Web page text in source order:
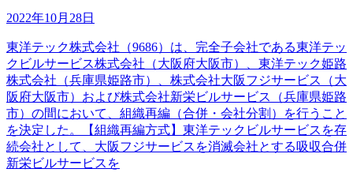
2022年10月28日
東洋テック株式会社（9686）は、完全子会社である東洋テッ
クビルサービス株式会社（大阪府大阪市）、東洋テック姫路
株式会社（兵庫県姫路市）、株式会社大阪フジサービス（大
阪府大阪市）および株式会社新栄ビルサービス（兵庫県姫路
市）の間において、組織再編（合併・会社分割）を行うこと
を決定した。【組織再編方式】東洋テックビルサービスを存
続会社として、大阪フジサービスを消滅会社とする吸収合併
新栄ビルサービスを